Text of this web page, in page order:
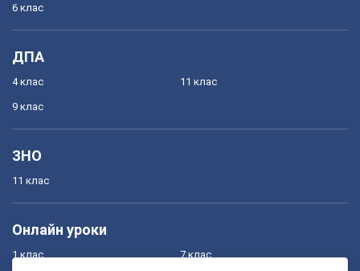
6 клас
ДПА
4 клас
9 клас
11 клас
ЗНО
11 клас
Онлайн уроки
1 клас 7 клас